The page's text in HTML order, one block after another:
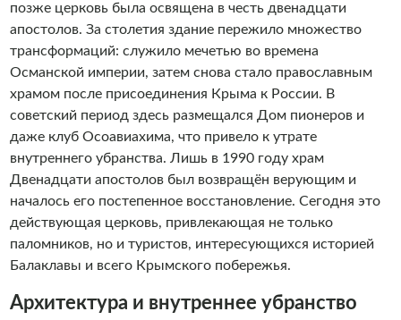
позже церковь была освящена в честь двенадцати
апостолов. За столетия здание пережило множество
трансформаций: служило мечетью во времена
Османской империи, затем снова стало православным
храмом после присоединения Крыма к России. В
советский период здесь размещался Дом пионеров и
даже клуб Осоавиахима, что привело к утрате
внутреннего убранства. Лишь в 1990 году храм
Двенадцати апостолов был возвращён верующим и
началось его постепенное восстановление. Сегодня это
действующая церковь, привлекающая не только
паломников, но и туристов, интересующихся историей
Балаклавы и всего Крымского побережья.
Архитектура и внутреннее убранство